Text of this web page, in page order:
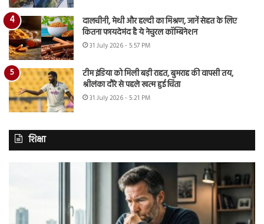
दालचीनी, मेथी और हल्दी का मिश्रण, जानें सेहत के लिए
कितना फायदेमंद है ये नेचुरल कॉम्बिनेशन
31 July 2026 - 5:57 PM
टीम इंडिया को मिली बड़ी राहत, बुमराह की वापसी तय,
श्रीलंका दौरे से पहले खत्म हुई चिंता
31 July 2026 - 5:21 PM
शिक्षा